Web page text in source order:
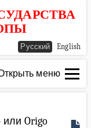
Русский English
меню
или Origo